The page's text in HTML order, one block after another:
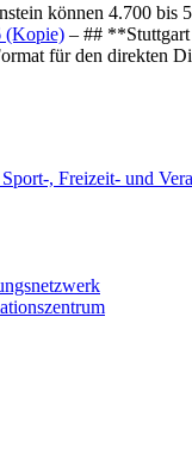
können 4.700
(Kopie) – ##
für den direkten
, Freizeit- und